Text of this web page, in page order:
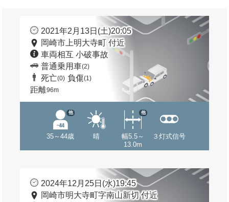
2021年2月13日(土)20:05
岡崎市上明大寺町 付近
車両相互 小破事故
普通乗用車(2)
死亡(0) 負傷(1)
距離96m
35～44歳
他
晴
幅5.5～
13.0m
他
３灯式信号
2024年12月25日(水)19:45
岡崎市明大寺町字南山新切 付近